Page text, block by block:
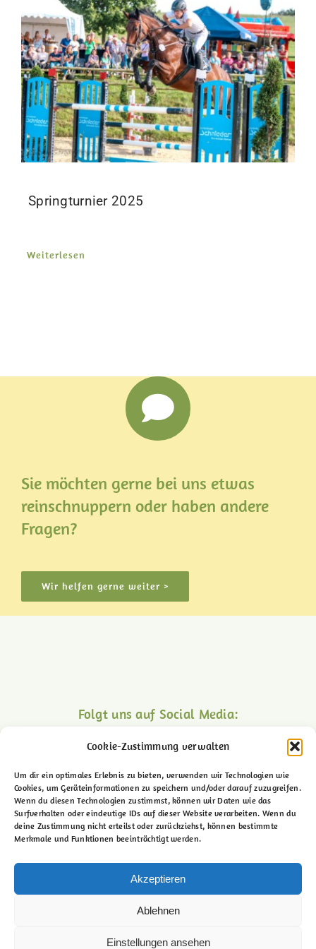
Cookie-Zustimmung verwalten
Um dir ein optimales Erlebnis zu bieten, verwenden wir Technologien wie
Cookies, um Geräteinformationen zu speichern und/oder darauf zuzugreifen.
Wenn du diesen Technologien zustimmst, können wir Daten wie das
Surfverhalten oder eindeutige IDs auf dieser Website verarbeiten. Wenn du
deine Zustimmung nicht erteilst oder zurückziehst, können bestimmte
Merkmale und Funktionen beeinträchtigt werden.
Akzeptieren
Ablehnen
Einstellungen ansehen
Int. Erfolge
Kontakt
Springturnier 2025
Weiterlesen
Sie möchten gerne bei uns etwas
reinschnuppern oder haben andere
Fragen?
Wir helfen gerne weiter >
Folgt uns auf Social Media:
Lemgoer Str. 69 – 32602 Vlotho